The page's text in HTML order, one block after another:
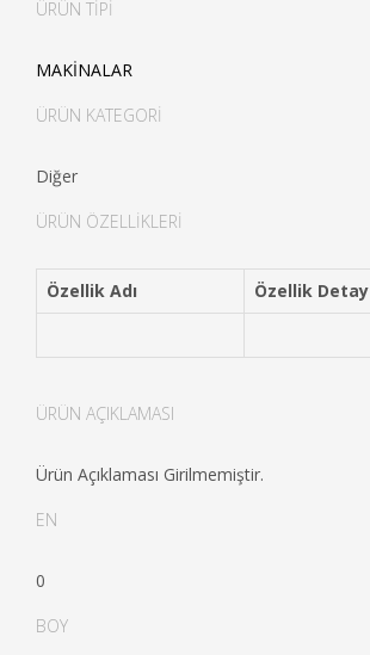
ÜRÜN TİPİ
MAKİNALAR
ÜRÜN KATEGORİ
Diğer
ÜRÜN ÖZELLİKLERİ
Özellik Adı Özellik Detay
ÜRÜN AÇIKLAMASI
Ürün Açıklaması Girilmemiştir.
EN
0
BOY